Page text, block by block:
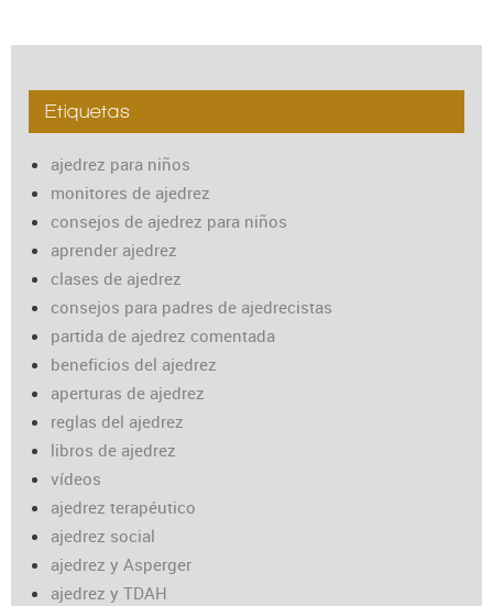
Etiquetas
ajedrez para niños
monitores de ajedrez
consejos de ajedrez para niños
aprender ajedrez
clases de ajedrez
consejos para padres de ajedrecistas
partida de ajedrez comentada
beneficios del ajedrez
aperturas de ajedrez
reglas del ajedrez
libros de ajedrez
vídeos
ajedrez terapéutico
ajedrez social
ajedrez y Asperger
ajedrez y TDAH